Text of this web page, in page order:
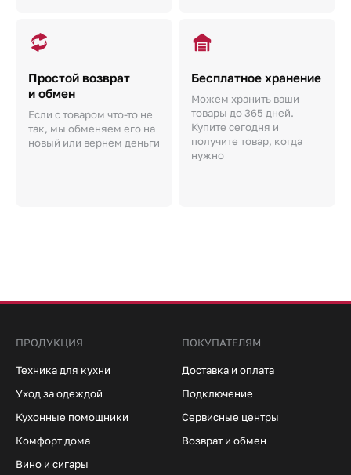
Простой возврат
и обмен
Если с товаром что-то не
так, мы обменяем его на
новый или вернем деньги
Бесплатное хранение
Можем хранить ваши
товары до 365 дней.
Купите сегодня и
получите товар, когда
нужно
ПРОДУКЦИЯ
Техника для кухни
Уход за одеждой
Кухонные помощники
Комфорт дома
Вино и сигары
ПОКУПАТЕЛЯМ
Доставка и оплата
Подключение
Сервисные центры
Возврат и обмен